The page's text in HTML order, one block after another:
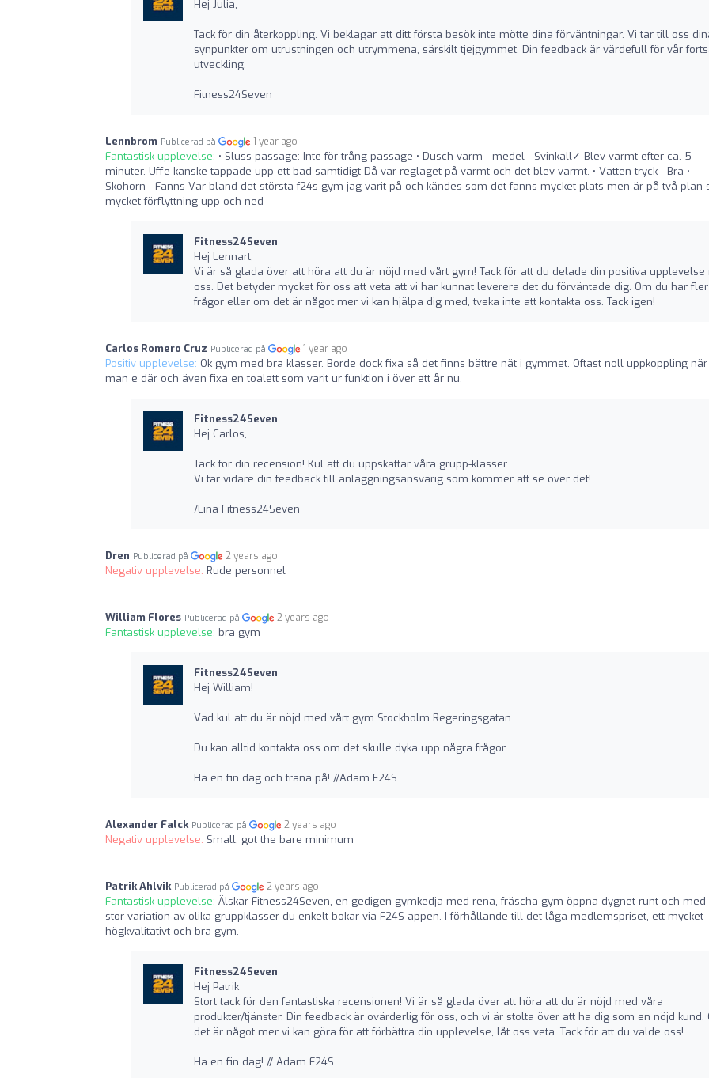
Hej Julia,
Tack för din återkoppling. Vi beklagar att ditt första besök inte mötte dina förväntningar. Vi tar till oss
synpunkter om utrustningen och utrymmena, särskilt tjejgymmet. Din feedback är värdefull för vår
utveckling.
Fitness24Seven
Lennbrom Publicerad på 1 year ago
Fantastisk upplevelse: • Sluss passage: Inte för trång passage • Dusch varm - medel - Svinkall✓ Blev varmt efter ca. 5
minuter. Uffe kanske tappade upp ett bad samtidigt Då var reglaget på varmt och det blev varmt. • Vatten tryck - Bra •
Skohorn - Fanns Var bland det största f24s gym jag varit på och kändes som det fanns mycket plats men är på två plan
mycket förflyttning upp och ned
Fitness24Seven
Hej Lennart,
Vi är så glada över att höra att du är nöjd med vårt gym! Tack för att du delade din positiva upplevelse
oss. Det betyder mycket för oss att veta att vi har kunnat leverera det du förväntade dig. Om du har fler
frågor eller om det är något mer vi kan hjälpa dig med, tveka inte att kontakta oss. Tack igen!
Carlos Romero Cruz Publicerad på 1 year ago
Positiv upplevelse: Ok gym med bra klasser. Borde dock fixa så det finns bättre nät i gymmet. Oftast noll uppkoppling när
man e där och även fixa en toalett som varit ur funktion i över ett år nu.
Fitness24Seven
Hej Carlos,
Tack för din recension! Kul att du uppskattar våra grupp-klasser.
Vi tar vidare din feedback till anläggningsansvarig som kommer att se över det!
/Lina Fitness24Seven
Dren Publicerad på 2 years ago
Negativ upplevelse: Rude personnel
William Flores Publicerad på 2 years ago
Fantastisk upplevelse: bra gym
Fitness24Seven
Hej William!
Vad kul att du är nöjd med vårt gym Stockholm Regeringsgatan.
Du kan alltid kontakta oss om det skulle dyka upp några frågor.
Ha en fin dag och träna på! //Adam F24S
Alexander Falck Publicerad på 2 years ago
Negativ upplevelse: Small, got the bare minimum
Patrik Ahlvik Publicerad på 2 years ago
Fantastisk upplevelse: Älskar Fitness24Seven, en gedigen gymkedja med rena, fräscha gym öppna dygnet runt och med
stor variation av olika gruppklasser du enkelt bokar via F24S-appen. I förhållande till det låga medlemspriset, ett mycket
högkvalitativt och bra gym.
Fitness24Seven
Hej Patrik
Stort tack för den fantastiska recensionen! Vi är så glada över att höra att du är nöjd med våra
produkter/tjänster. Din feedback är ovärderlig för oss, och vi är stolta över att ha dig som en nöjd kund.
det är något mer vi kan göra för att förbättra din upplevelse, låt oss veta. Tack för att du valde oss!
Ha en fin dag! // Adam F24S